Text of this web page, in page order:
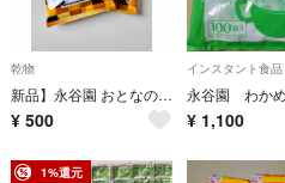
乾物
新品】永谷園 おとなのふりかけ 牛しぐれ 2個×4袋入 賞味期限2026年10月
¥ 500
インスタント食品
¥ 1,100
1%還元